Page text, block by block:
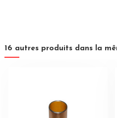
16 autres produits dans la